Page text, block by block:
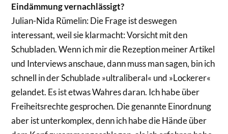
Eindämmung vernachlässigt?
Julian-Nida Rümelin: Die Frage ist deswegen
interessant, weil sie klarmacht: Vorsicht mit den
Schubladen. Wenn ich mir die Rezeption meiner Artikel
und Interviews anschaue, dann muss man sagen, bin ich
schnell in der Schublade »ultraliberal« und »Lockerer«
gelandet. Es ist etwas Wahres daran. Ich habe über
Freiheitsrechte gesprochen. Die genannte Einordnung
aber ist unterkomplex, denn ich habe die Hände über